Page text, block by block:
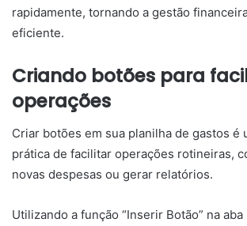
rapidamente, tornando a gestão
eficiente.
Criando botões para
operações
Criar botões em sua planilha de gastos é
prática de facilitar operações rotineiras,
novas despesas ou gerar relatórios.
Utilizando a função “Inserir Botão” na aba